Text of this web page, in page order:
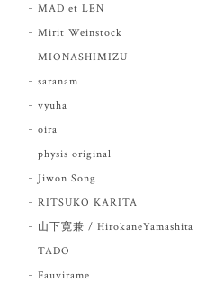
MAD et LEN
Mirit Weinstock
MIONASHIMIZU
saranam
vyuha
oira
physis original
Jiwon Song
RITSUKO KARITA
山下寛兼 / HirokaneYamashita
TADO
Fauvirame